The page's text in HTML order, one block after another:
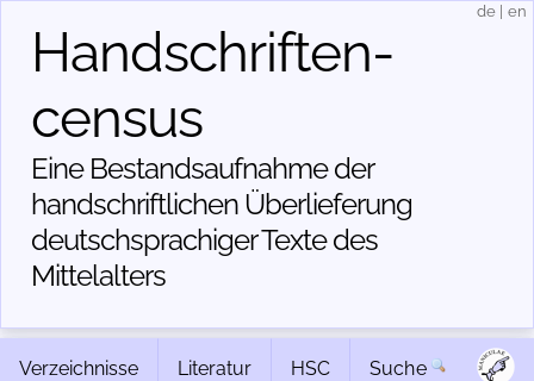
Handschriften­
census
Eine Bestandsaufnahme der
handschriftlichen Über­lieferung
deutschsprachiger Texte des
Mittelalters
de en
Verzeichnisse Literatur HSC Suche